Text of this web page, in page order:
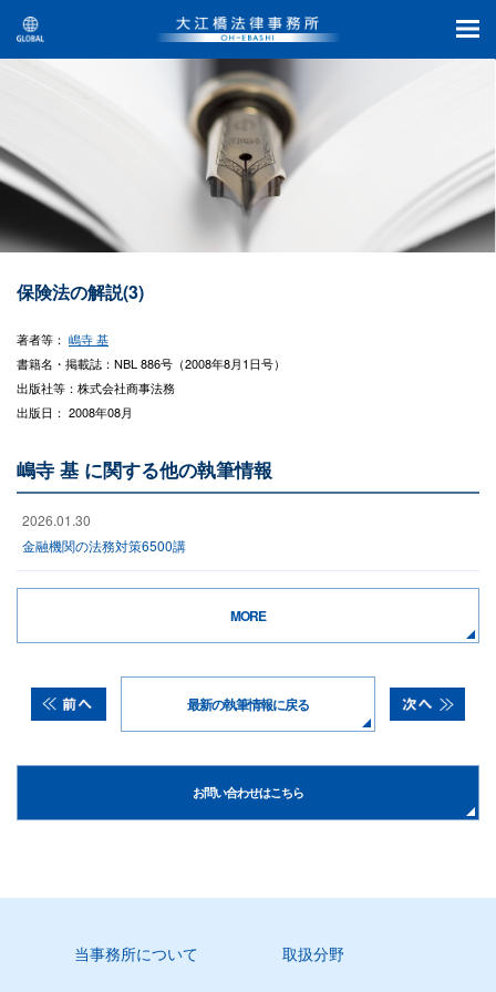
保険法の解説(3)
著者等： 嶋寺 基
書籍名・掲載誌：NBL 886号（2008年8月1日号）
出版社等：株式会社商事法務
出版日： 2008年08月
嶋寺 基 に関する他の執筆情報
2026.01.30
金融機関の法務対策6500講
MORE
最新の執筆情報に戻る
お問い合わせはこちら
当事務所について 取扱分野